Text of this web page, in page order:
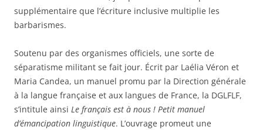
supplémentaire que l’écriture inclusive multiplie les
barbarismes.
Soutenu par des organismes officiels, une sorte de
séparatisme militant se fait jour. Écrit par Laélia Véron et
Maria Candea, un manuel promu par la Direction générale
à la langue française et aux langues de France, la DGLFLF,
s’intitule ainsi Le français est à nous ! Petit manuel
d’émancipation linguistique. L’ouvrage promeut une